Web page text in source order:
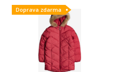
Doprava zdarma